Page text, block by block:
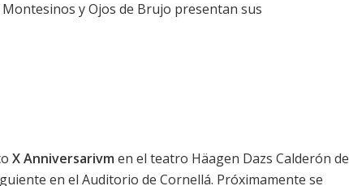
y Ojos de Brujo presentan sus
X Anniversarivm en el teatro Häagen Dazs Calderón de
en el Auditorio de Cornellá. Próximamente se